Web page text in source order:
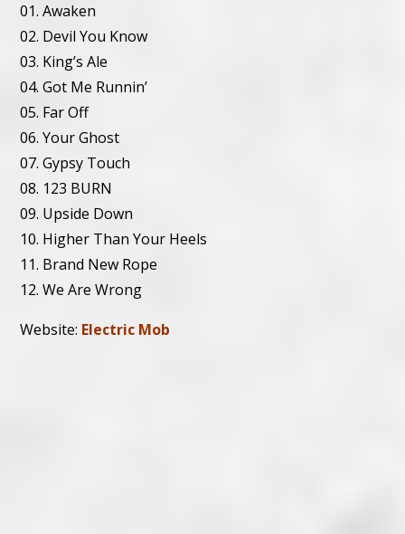
01. Awaken
02. Devil You Know
03. King’s Ale
04. Got Me Runnin’
05. Far Off
06. Your Ghost
07. Gypsy Touch
08. 123 BURN
09. Upside Down
10. Higher Than Your Heels
11. Brand New Rope
12. We Are Wrong
Website: Electric Mob